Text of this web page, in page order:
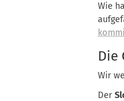
Wie
Die
Wir
Der